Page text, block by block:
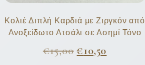
Κολιέ Διπλή Καρδιά με Ζιργκόν από
Ανοξείδωτο Ατσάλι σε Ασημί Τόνο
€15,00 €10,50